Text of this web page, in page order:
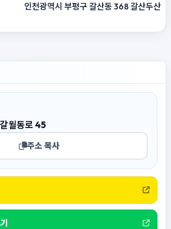
인천광역시 부평구 갈산동 368 갈산두산
월동로 45
주소 복사